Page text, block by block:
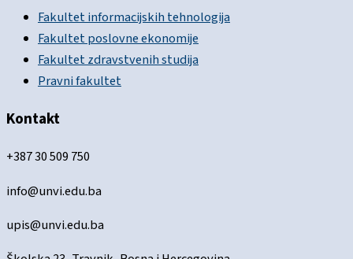
Fakultet informacijskih tehnologija
Fakultet poslovne ekonomije
Fakultet zdravstvenih studija
Pravni fakultet
Kontakt
+387 30 509 750
info@unvi.edu.ba
upis@unvi.edu.ba